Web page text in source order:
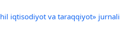
iqtisodiyot va taraqqiyot» jurnali